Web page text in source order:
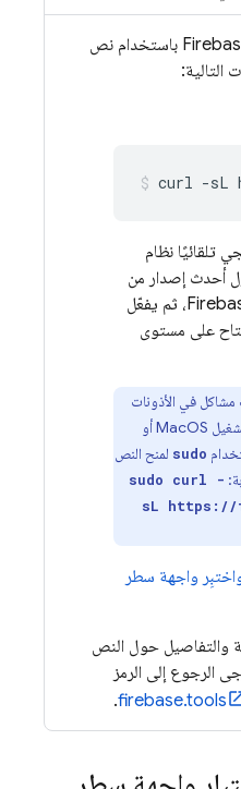
باستخدام نص
التالية:
curl -sL
تلقائيًا نظام
أحدث إصدار من
، ثم يفعّل
على مستوى
مشاكل في الأذونات
عند التثبيت على نظام التشغيل MacOS أو
sudo لمنح النص
sudo curl -
sL https://
واجهة سطر
والتفاصيل حول النص
الرجوع إلى الرمز
firebase.tools
.